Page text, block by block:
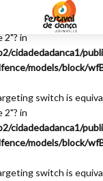
switch is
2"? in
cidadedadanca1/
models/block/
switch is
2"? in
cidadedadanca1/
models/block/
switch is